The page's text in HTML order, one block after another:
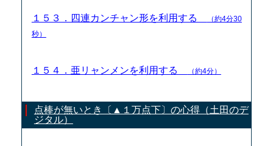
１５３．四連カンチャン形を利用する
（約4分30
秒）
１５４．亜リャンメンを利用する （約4分）
点棒が無いとき〔▲１万点下〕の心得（土田のデ
ジタル）